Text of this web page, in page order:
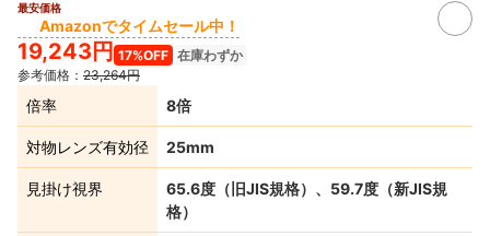
最安価格
Amazonでタイムセール中！
19,243円 17%OFF 在庫わずか
参考価格： 23,264円
倍率 8倍
対物レンズ有効径 25mm
見掛け視界
65.6度（旧JIS規格）、59.7度（新JIS規
格）